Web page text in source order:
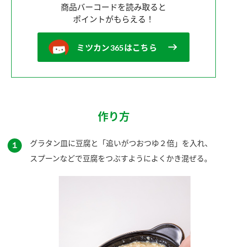
商品バーコードを読み取ると
ポイントがもらえる！
ミツカン365はこちら
作り方
１
グラタン皿に豆腐と「追いがつおつゆ２倍」を入れ、
スプーンなどで豆腐をつぶすようによくかき混ぜる。